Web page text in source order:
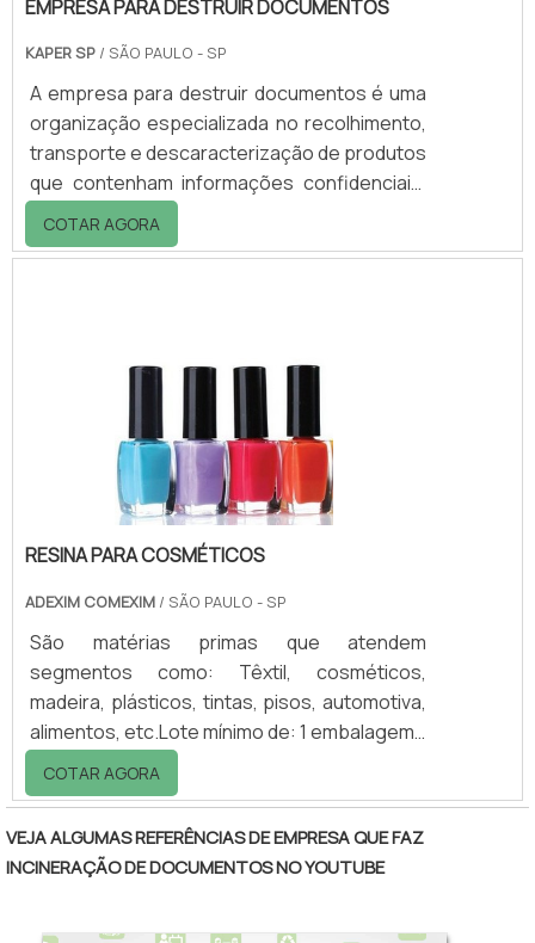
EMPRESA PARA DESTRUIR DOCUMENTOS
KAPER SP / SÃO PAULO - SP
A empresa para destruir documentos é uma
organização especializada no recolhimento,
transporte e descaracterização de produtos
que contenham informações confidenciais.
O serviço para destruir documentos
sigilosos é muito comum nas indústrias e
fraudes, roubo de informações, entre outros
perigos comuns nos dias atuaisÉ de grande
serventia contratar uma empresa
especializada em destr.
COTAR AGORA
RESINA PARA COSMÉTICOS
ADEXIM COMEXIM / SÃO PAULO - SP
São matérias primas que atendem
segmentos como: Têxtil, cosméticos,
madeira, plásticos, tintas, pisos, automotiva,
alimentos, etc.Lote mínimo de: 1 embalagem -
20kgResina para cosméticos Estron
ChemicalA Estron Chemical se dedica há
algum tempo a produção de resina para
cosméticos, precisamente para esmalte de
unhas e tem se provado um parceiro
COTAR AGORA
VEJA ALGUMAS REFERÊNCIAS DE EMPRESA QUE FAZ
INCINERAÇÃO DE DOCUMENTOS NO YOUTUBE